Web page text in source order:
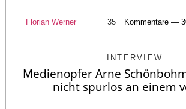
Florian Werner 35 Kommentare —
INTERVIEW
Medienopfer Arne
nicht spurlos an einem